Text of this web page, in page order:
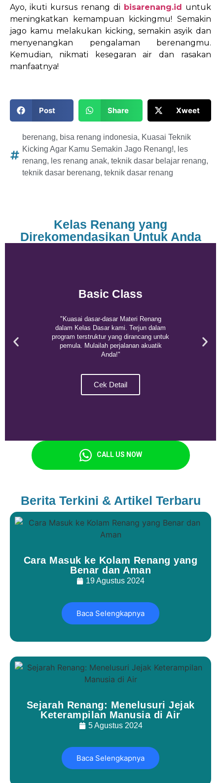
Ayo, ikuti kursus renang di bisarenang.id untuk
meningkatkan kemampuan kickingmu! Semakin
jago kamu melakukan kicking, semakin asyik dan
menyenangkan pengalaman berenangmu.
Kemudian, nikmati kesegaran air dan rasakan
manfaatnya!
Post Share Xweet
berenang, bisa renang indonesia, Kuasai Teknik
Kicking Agar Kamu Semakin Jago Renang!, les
renang, les renang anak, teknik dasar belajar renang,
teknik dasar berenang, teknik dasar renang
Kelas Renang yang
Direkomendasikan Untuk Anda
Basic Class
"Kuasai dasar-dasar Materi Renang
dalam Kelas Dasar kami. Terjun dalam
program terstruktur yang dirancang untuk
pemula. Mulailah perjalanan akuatik
Anda!"
Cek Detail
CALL US NOW
Berita Terkini & Artikel Terbaru
Cara Masuk ke Kolam Renang yang
Benar dan Aman
19 Agustus 2024
Baca Selengkapnya
Sejarah Renang: Menelusuri Jejak
Keterampilan Manusia di Air
5 Agustus 2024
Baca Selengkapnya